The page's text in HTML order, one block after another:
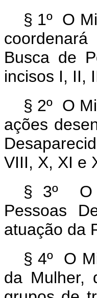
§ 1º O
Busca de
incisos I, II,
§ 2º O
ações
VIII, X, XI e
§ 3º O
Pessoas
atuação da
§ 4º O
da Mulher,